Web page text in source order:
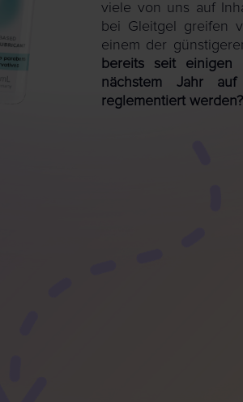
viele von uns auf
bei Gleitgel greifen
einem der
bereits seit einigen
nächstem Jahr
reglementiert werden?